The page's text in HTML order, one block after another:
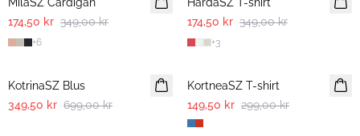
174,50 kr 349,00 kr
+6
174,50 kr 349,00 kr
+3
KotrinaSZ Blus
349,50 kr 699,00 kr
KortneaSZ T-shirt
149,50 kr 299,00 kr
-50%